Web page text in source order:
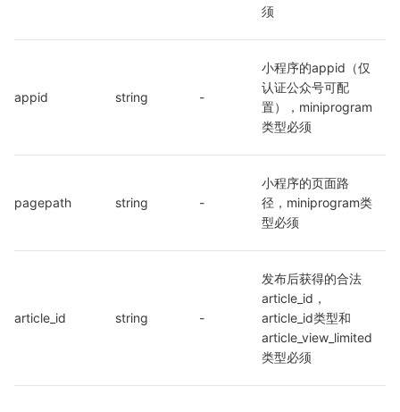
须
appid string -
小程序的appid（仅
认证公众号可配
置），miniprogram
类型必须
pagepath string -
小程序的页面路
径，miniprogram类
型必须
article_id string -
发布后获得的合法
article_id，
article_id类型和
article_view_limited
类型必须